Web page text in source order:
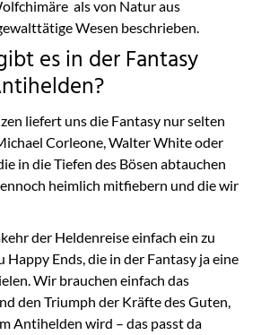
als von Natur aus
Wesen beschrieben.
es in der Fantasy
liefert uns die Fantasy nur selten
Corleone, Walter White oder
in die Tiefen des Bösen abtauchen
heimlich mitfiebern und die wir
der Heldenreise einfach ein zu
Happy Ends, die in der Fantasy ja eine
Wir brauchen einfach das
den Triumph der Kräfte des Guten,
Antihelden wird – das passt da